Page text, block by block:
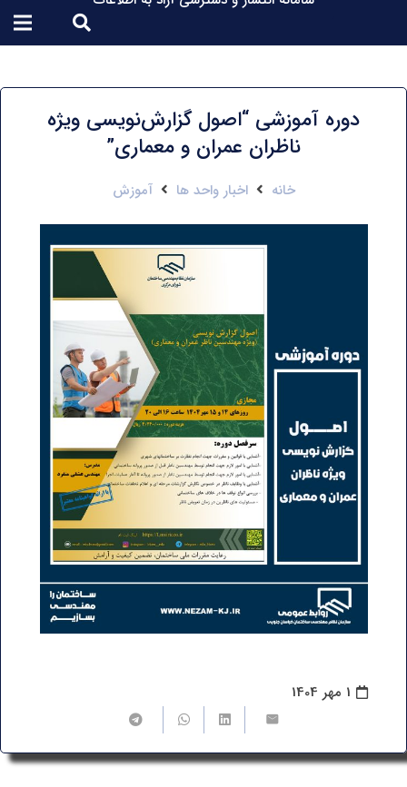
دوره آموزشی “اصول گزارش‌نویسی ویژه
ناظران عمران و معماری”
خانه اخبار واحد ها آموزش
1 مهر 1404